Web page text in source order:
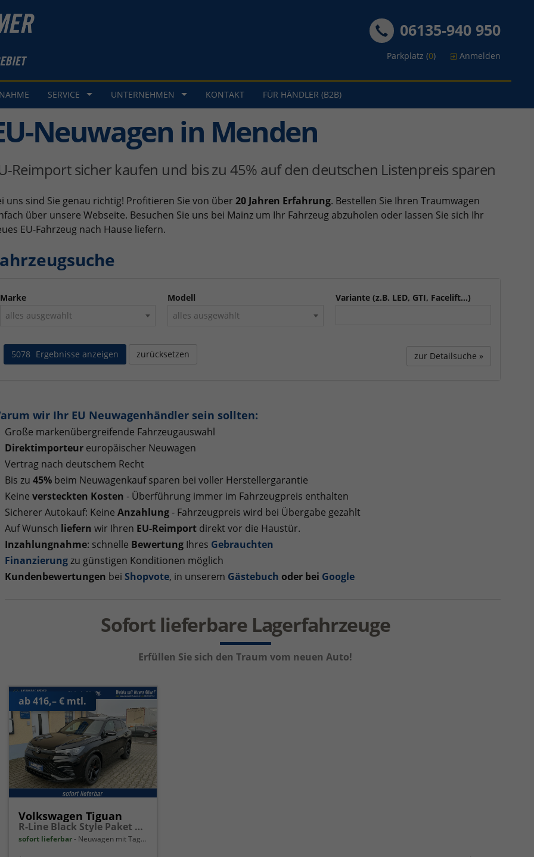
06135-940 950
Parkplatz (0) Anmelden
SERVICE UNTERNEHMEN KONTAKT FÜR HÄNDLER (B2B)
Neuwagen in Menden
Reimport sicher kaufen und bis zu 45% auf den deutschen Listenpreis sparen
uns sind Sie genau richtig! Profitieren Sie von über 20 Jahren Erfahrung. Bestellen Sie Ihren Traumwagen
über unsere Webseite. Besuchen Sie uns bei Mainz um Ihr Fahrzeug abzuholen oder lassen Sie sich Ihr
EU-Fahrzeug nach Hause liefern.
Marke
alles ausgewählt
Modell
alles ausgewählt
Variante (z.B. LED, GTI, Facelift...)
5078 Ergebnisse anzeigen zurücksetzen zur Detailsuche »
wir Ihr EU Neuwagenhändler sein sollten:
Große markenübergreifende Fahrzeugauswahl
Direktimporteureuropäischer Neuwagen
Vertrag nach deutschem Recht
Bis zu 45%beim Neuwagenkauf sparen bei voller Herstellergarantie
Keine versteckten Kosten - Überführung immer im Fahrzeugpreis enthalten
Sicherer Autokauf: Keine Anzahlung- Fahrzeugpreis wird bei Übergabe gezahlt
Auf Wunsch liefern wir Ihren EU-Reimportdirekt vor die Haustür.
Inzahlungnahme: schnelle BewertungIhres Gebrauchten
Finanzierungzu günstigen Konditionen möglich
Kundenbewertungen bei Shopvote, in unserem Gästebuch oder bei Google
Sofort lieferbare Lagerfahrzeuge
Erfüllen Sie sich den Traum vom neuen Auto!
ab 416,– € mtl.
Volkswagen Tiguan
R-Line Black Style Paket Navi Matrix-LED ACC
sofort lieferbar Neuwagen mit Tageszulassung